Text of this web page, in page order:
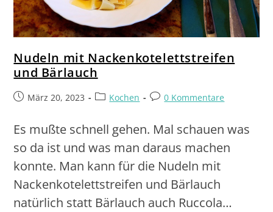
Nudeln mit Nackenkotelettstreifen
und Bärlauch
März 20, 2023 Kochen 0 Kommentare
Es mußte schnell gehen. Mal schauen was
so da ist und was man daraus machen
konnte. Man kann für die Nudeln mit
Nackenkotelettstreifen und Bärlauch
natürlich statt Bärlauch auch Ruccola…